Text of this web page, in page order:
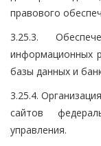
правового
3.25.3.
информационных
базы данных и
3.25.4.
сайтов
управления.